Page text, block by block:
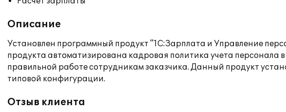
Описание
Установлен программный продукт "1С:Зарплата и Управление
продукта автоматизирована кадровая политика учета
правильной работе сотрудникам заказчика. Данный продукт
типовой конфигурации.
Отзыв клиента